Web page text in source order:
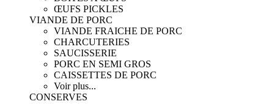
ŒUFS PICKLES
VIANDE DE PORC
VIANDE FRAICHE DE PORC
CHARCUTERIES
SAUCISSERIE
PORC EN SEMI GROS
CAISSETTES DE PORC
Voir plus...
CONSERVES